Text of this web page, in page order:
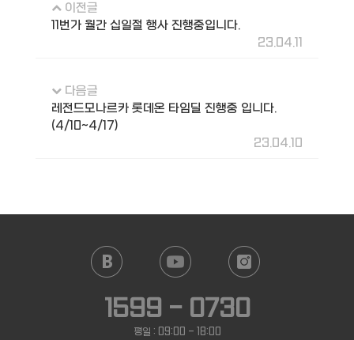
이전글
11번가 월간 십일절 행사 진행중입니다.
23.04.11
다음글
레전드모나르카 롯데온 타임딜 진행중 입니다.
(4/10~4/17)
23.04.10
1599 - 0730
평일 : 09:00 - 18:00